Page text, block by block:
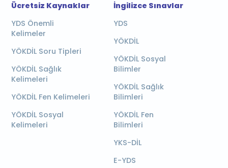
Ücretsiz Kaynaklar
YDS Önemli
Kelimeler
YÖKDİL Soru Tipleri
YÖKDİL Sağlık
Kelimeleri
YÖKDİL Fen Kelimeleri
YÖKDİL Sosyal
Kelimeleri
İngilizce Sınavlar
YDS
YÖKDİL
YÖKDİL Sosyal
Bilimler
YÖKDİL Sağlık
Bilimleri
YÖKDİL Fen
Bilimleri
YKS-DİL
E-YDS